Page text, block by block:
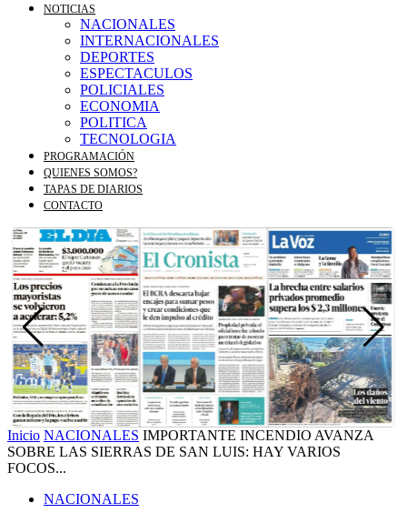
NOTICIAS
NACIONALES
INTERNACIONALES
DEPORTES
ESPECTACULOS
POLICIALES
ECONOMIA
POLITICA
TECNOLOGIA
PROGRAMACIÓN
QUIENES SOMOS?
TAPAS DE DIARIOS
CONTACTO
Inicio NACIONALES IMPORTANTE INCENDIO AVANZA
SOBRE LAS SIERRAS DE SAN LUIS: HAY VARIOS
FOCOS...
NACIONALES